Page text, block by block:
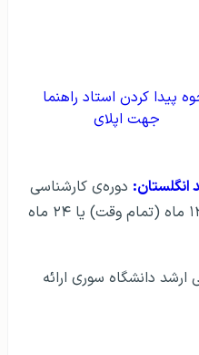
پیدا کردن استاد راهنما
جهت اپلای
دوره‌ی کارشناسی
ارشد در دانشگاه‌های انگلستان ۱۲ ماه (تمام وقت) یا ۲۴ ماه
دانشگاه سوری ارائه